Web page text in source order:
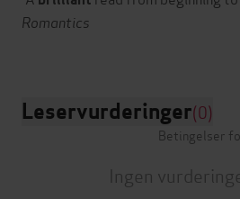
Romantics
Leservurderinger(0)
Betingelser
Ingen